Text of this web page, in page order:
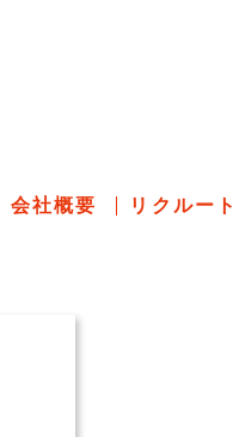
会社概要 リクルート